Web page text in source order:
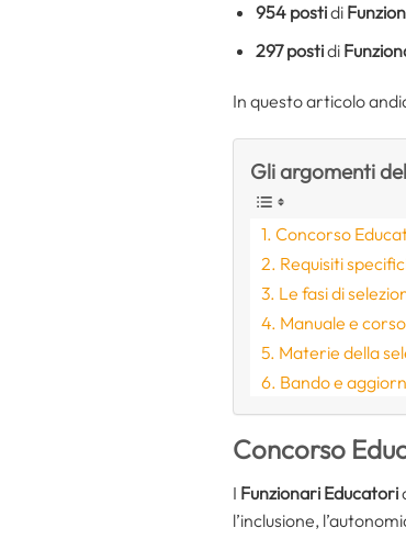
954 postidi
297 postidi
In questo articolo
Gli argomenti
Concorso
Requisiti
Le fasi di
Manuale e
Materie della
Bando e
Concorso
I Funzionari Educatori
l’inclusione,